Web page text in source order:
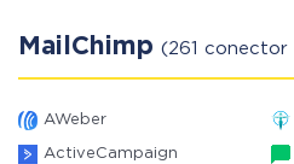
MailChimp (261 conector
AWeber
ActiveCampaign